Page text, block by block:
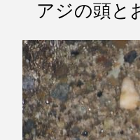
アジの頭と